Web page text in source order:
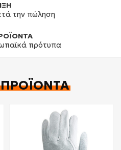
την πώληση
πρότυπα
ΠΡΟΪΌΝΤΑ